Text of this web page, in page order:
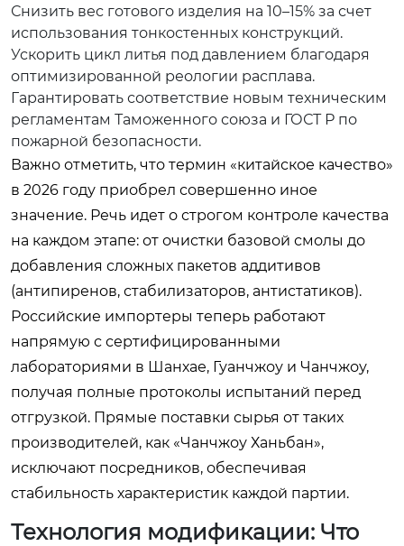
Снизить вес готового изделия на 10–15% за счет
использования тонкостенных конструкций.
Ускорить цикл литья под давлением благодаря
оптимизированной реологии расплава.
Гарантировать соответствие новым техническим
регламентам Таможенного союза и ГОСТ Р по
пожарной безопасности.
Важно отметить, что термин «китайское качество»
в 2026 году приобрел совершенно иное
значение. Речь идет о строгом контроле качества
на каждом этапе: от очистки базовой смолы до
добавления сложных пакетов аддитивов
(антипиренов, стабилизаторов, антистатиков).
Российские импортеры теперь работают
напрямую с сертифицированными
лабораториями в Шанхае, Гуанчжоу и Чанчжоу,
получая полные протоколы испытаний перед
отгрузкой. Прямые поставки сырья от таких
производителей, как «Чанчжоу Ханьбан»,
исключают посредников, обеспечивая
стабильность характеристик каждой партии.
Технология модификации: Что